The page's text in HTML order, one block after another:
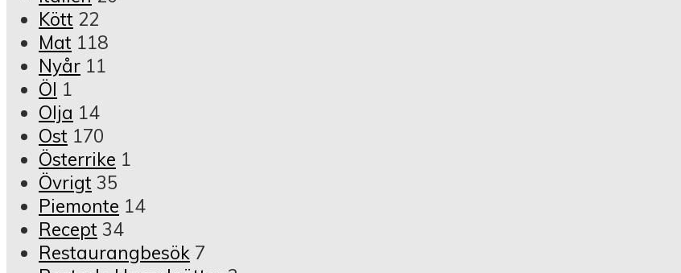
Kött 22
Mat 118
Nyår 11
Öl 1
Olja 14
Ost 170
Österrike 1
Övrigt 35
Piemonte 14
Recept 34
Restaurangbesök 7